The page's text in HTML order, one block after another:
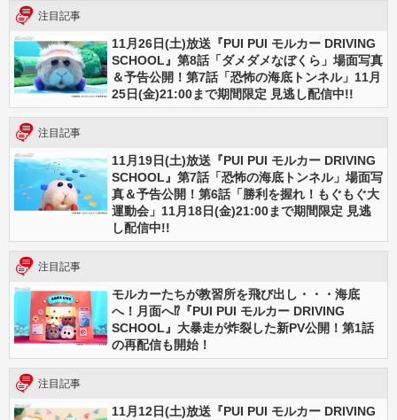
注目記事
11月26日(土)放送『PUI PUI モルカー DRIVING
SCHOOL』第8話「ダメダメなぼくら」場面写真
＆予告公開！第7話「恐怖の海底トンネル」11月
25日(金)21:00まで期間限定 見逃し配信中!!
注目記事
11月19日(土)放送『PUI PUI モルカー DRIVING
SCHOOL』第7話「恐怖の海底トンネル」場面写
真＆予告公開！第6話「勝利を握れ！もぐもぐ大
運動会」11月18日(金)21:00まで期間限定 見逃
し配信中!!
注目記事
モルカーたちが教習所を飛び出し・・・海底
へ！月面へ⁉『PUI PUI モルカー DRIVING
SCHOOL』大暴走が炸裂した新PV公開！第1話
の再配信も開始！
注目記事
11月12日(土)放送『PUI PUI モルカー DRIVING